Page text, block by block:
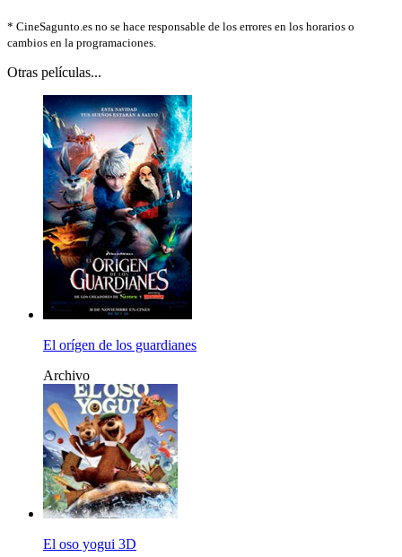
* CineSagunto.es no se hace responsable de los errores en los horarios o
cambios en la programaciones.
Otras películas...
El orígen de los guardianes
Archivo
El oso yogui 3D